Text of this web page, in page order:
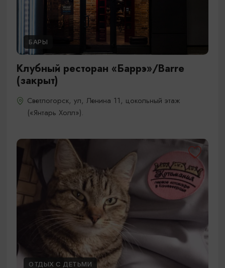
БАРЫ
Клубный ресторан «Баррэ»/Barre
(закрыт)
Светлогорск, ул, Ленина 11, цокольный этаж
(«Янтарь Холл»).
ОТДЫХ С ДЕТЬМИ